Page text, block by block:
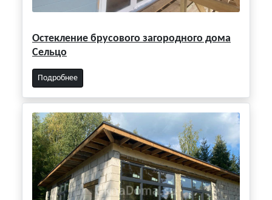
Остекление брусового загородного дома
Сельцо
Подробнее